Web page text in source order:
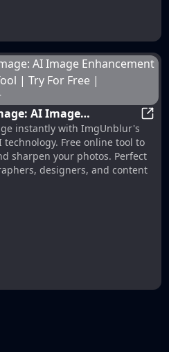
Nudify Photos for FREE with
AI Image
& Unblur Tool | Try
ImgUnblur
instantly with ImgUnblur's
technology. Free online tool to
sharpen your photos. Perfect
designers, and content